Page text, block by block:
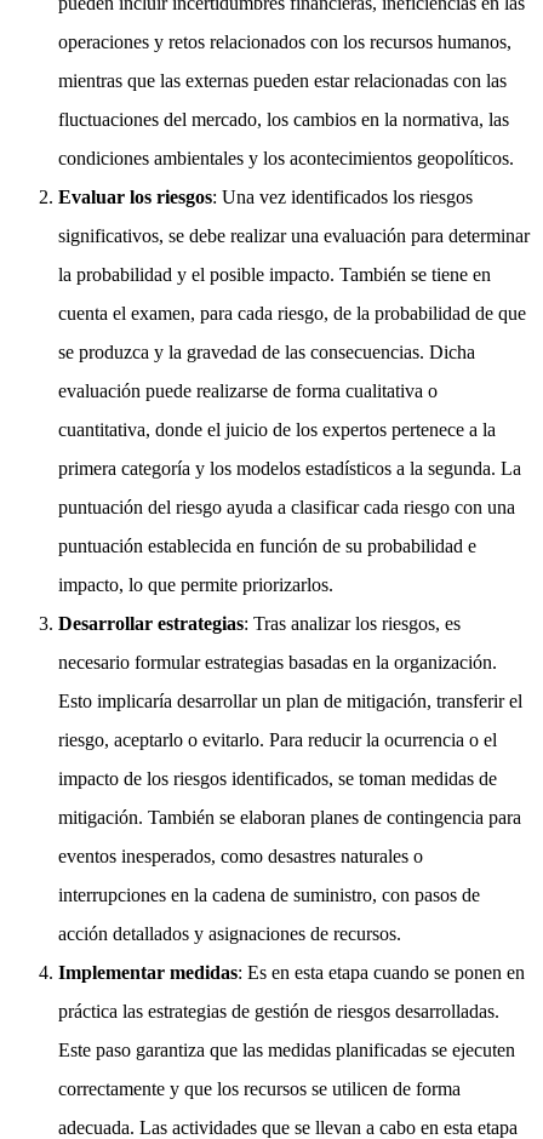
operaciones y retos relacionados con los recursos humanos,
mientras que las externas pueden estar relacionadas con las
fluctuaciones del mercado, los cambios en la normativa, las
condiciones ambientales y los acontecimientos geopolíticos.
Evaluar los riesgos: Una vez identificados los riesgos
significativos, se debe realizar una evaluación para determinar
la probabilidad y el posible impacto. También se tiene en
cuenta el examen, para cada riesgo, de la probabilidad de que
se produzca y la gravedad de las consecuencias. Dicha
evaluación puede realizarse de forma cualitativa o
cuantitativa, donde el juicio de los expertos pertenece a la
primera categoría y los modelos estadísticos a la segunda. La
puntuación del riesgo ayuda a clasificar cada riesgo con una
puntuación establecida en función de su probabilidad e
impacto, lo que permite priorizarlos.
Desarrollar estrategias: Tras analizar los riesgos, es
necesario formular estrategias basadas en la organización.
Esto implicaría desarrollar un plan de mitigación, transferir el
riesgo, aceptarlo o evitarlo. Para reducir la ocurrencia o el
impacto de los riesgos identificados, se toman medidas de
mitigación. También se elaboran planes de contingencia para
eventos inesperados, como desastres naturales o
interrupciones en la cadena de suministro, con pasos de
acción detallados y asignaciones de recursos.
Implementar medidas: Es en esta etapa cuando se ponen en
práctica las estrategias de gestión de riesgos desarrolladas.
Este paso garantiza que las medidas planificadas se ejecuten
correctamente y que los recursos se utilicen de forma
adecuada. Las actividades que se llevan a cabo en esta etapa